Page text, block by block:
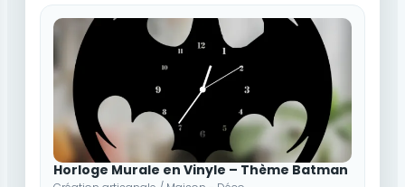
Horloge Murale en Vinyle – Thème Batman